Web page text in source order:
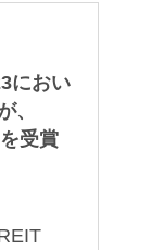
におい
、
受賞